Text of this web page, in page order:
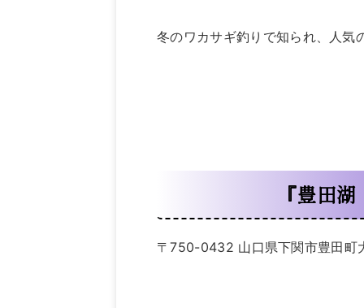
冬のワカサギ釣りで知られ、人気
『豊田
〒750-0432 山口県下関市豊田町